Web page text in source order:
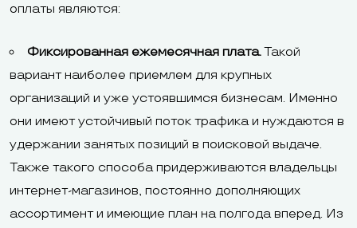
оплаты являются:
Фиксированная ежемесячная плата.Такой
вариант наиболее приемлем для крупных
организаций и уже устоявшимся бизнесам. Именно
они имеют устойчивый поток трафика и нуждаются в
удержании занятых позиций в поисковой выдаче.
Также такого способа придерживаются владельцы
интернет-магазинов, постоянно дополняющих
ассортимент и имеющие план на полгода вперед. Из